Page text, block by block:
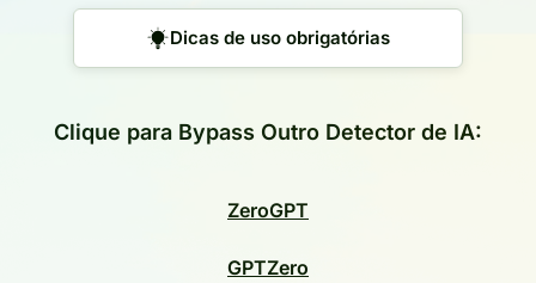
Dicas de uso obrigatórias
Clique para Bypass Outro Detector de IA:
ZeroGPT
GPTZero